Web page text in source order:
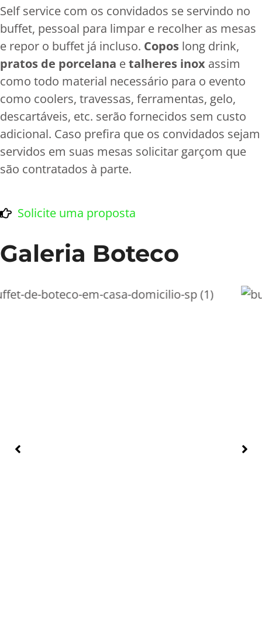
Self service com os convidados se servindo no
buffet, pessoal para limpar e recolher as mesas
e repor o buffet já incluso. Copos long drink,
pratos de porcelana etalheres inox assim
como todo material necessário para o evento
como coolers, travessas, ferramentas, gelo,
descartáveis, etc. serão fornecidos sem custo
adicional. Caso prefira que os convidados sejam
servidos em suas mesas solicitar garçom que
são contratados à parte.
Solicite uma proposta
Galeria Boteco